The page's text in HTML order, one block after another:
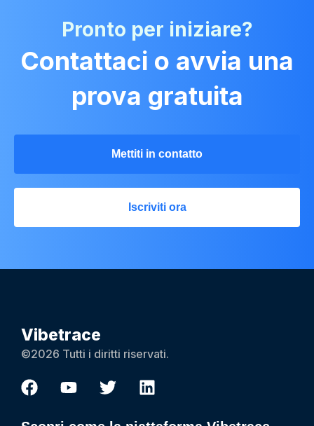
Pronto per iniziare?
Contattaci o avvia una
prova gratuita
Mettiti in contatto
Iscriviti ora
Vibetrace
©2026 Tutti i diritti riservati.